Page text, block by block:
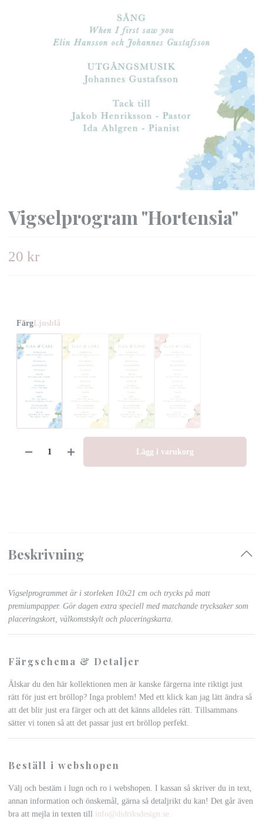
Vigselprogram "Hortensia"
20 kr
Färg Ljusblå
Lägg i varukorg
Beskrivning
Vigselprogrammet är i storleken 10x21 cm och trycks på matt
premiumpapper. Gör dagen extra speciell med matchande trycksaker som
placeringskort, välkomstskylt och placeringskarta.
Färgschema & Detaljer
Älskar du den här kollektionen men är kanske färgerna inte riktigt just
rätt för just ert bröllop? Inga problem! Med ett klick kan jag lätt ändra så
att det blir just era färger och att det känns alldeles rätt. Tillsammans
sätter vi tonen så att det passar just ert bröllop perfekt.
Beställ i webshopen
Välj och bestäm i lugn och ro i webshopen. I kassan så skriver du in text,
annan information och önskemål, gärna så detaljrikt du kan! Det går även
bra att mejla in texten till info@didriksdesign.se.